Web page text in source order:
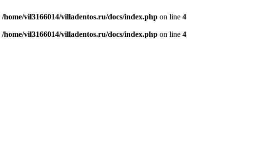
/home/vil3166014/villadentos.ru/docs/index.php on line 4
/home/vil3166014/villadentos.ru/docs/index.php on line 4